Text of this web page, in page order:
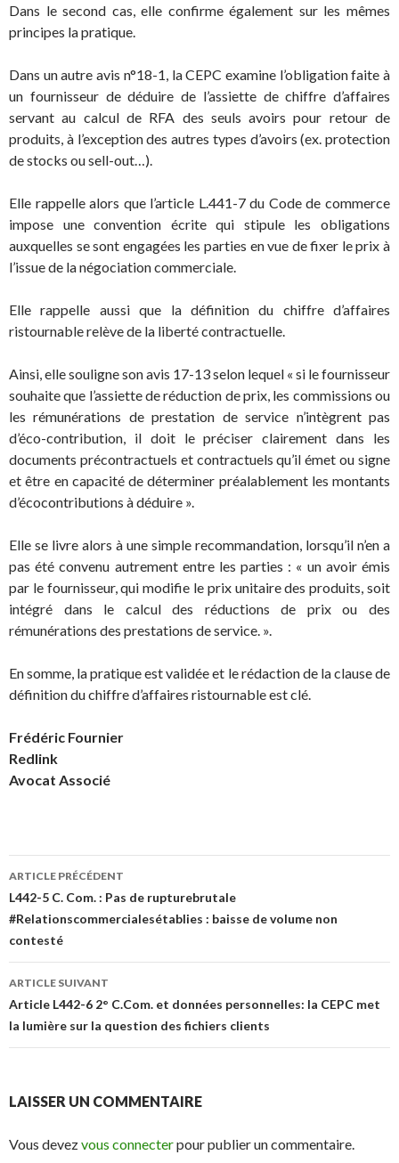
Dans le second cas, elle confirme également sur les mêmes
principes la pratique.
Dans un autre avis n°18-1, la CEPC examine l’obligation faite à
un fournisseur de déduire de l’assiette de chiffre d’affaires
servant au calcul de RFA des seuls avoirs pour retour de
produits, à l’exception des autres types d’avoirs (ex. protection
de stocks ou sell-out…).
Elle rappelle alors que l’article L.441-7 du Code de commerce
impose une convention écrite qui stipule les obligations
auxquelles se sont engagées les parties en vue de fixer le prix à
l’issue de la négociation commerciale.
Elle rappelle aussi que la définition du chiffre d’affaires
ristournable relève de la liberté contractuelle.
Ainsi, elle souligne son avis 17-13 selon lequel « si le fournisseur
souhaite que l’assiette de réduction de prix, les commissions ou
les rémunérations de prestation de service n’intègrent pas
d’éco-contribution, il doit le préciser clairement dans les
documents précontractuels et contractuels qu’il émet ou signe
et être en capacité de déterminer préalablement les montants
d’écocontributions à déduire ».
Elle se livre alors à une simple recommandation, lorsqu’il n’en a
pas été convenu autrement entre les parties : « un avoir émis
par le fournisseur, qui modifie le prix unitaire des produits, soit
intégré dans le calcul des réductions de prix ou des
rémunérations des prestations de service. ».
En somme, la pratique est validée et le rédaction de la clause de
définition du chiffre d’affaires ristournable est clé.
Frédéric Fournier
Redlink
Avocat Associé
Navigation
des
articles
ARTICLE PRÉCÉDENT
L442-5 C. Com. : Pas de rupturebrutale
#Relationscommercialesétablies : baisse de volume non
contesté
ARTICLE SUIVANT
Article L442-6 2° C.Com. et données personnelles: la CEPC met
la lumière sur la question des fichiers clients
LAISSER UN COMMENTAIRE
Vous devezvous connecterpour publier un commentaire.